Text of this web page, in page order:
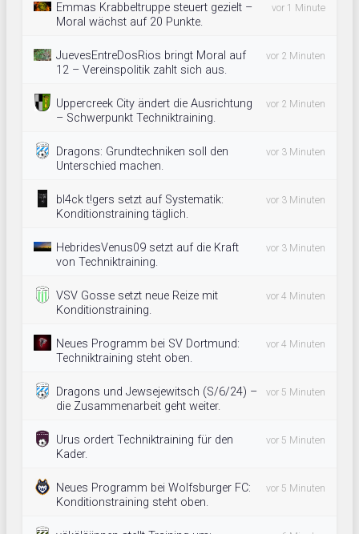
Emmas Krabbeltruppe steuert gezielt –
Moral wächst auf 20 Punkte.
vor 1 Minute
JuevesEntreDosRios bringt Moral auf
12 – Vereinspolitik zahlt sich aus.
vor 2 Minuten
Uppercreek City ändert die Ausrichtung
– Schwerpunkt Techniktraining.
vor 2 Minuten
Dragons: Grundtechniken soll den
Unterschied machen.
vor 3 Minuten
bl4ck t!gers setzt auf Systematik:
Konditionstraining täglich.
vor 3 Minuten
HebridesVenus09 setzt auf die Kraft
von Techniktraining.
vor 3 Minuten
VSV Gosse setzt neue Reize mit
Konditionstraining.
vor 4 Minuten
Neues Programm bei SV Dortmund:
Techniktraining steht oben.
vor 4 Minuten
Dragons und Jewsejewitsch (S/6/24) –
die Zusammenarbeit geht weiter.
vor 5 Minuten
Urus ordert Techniktraining für den
Kader.
vor 5 Minuten
Neues Programm bei Wolfsburger FC:
Konditionstraining steht oben.
vor 5 Minuten